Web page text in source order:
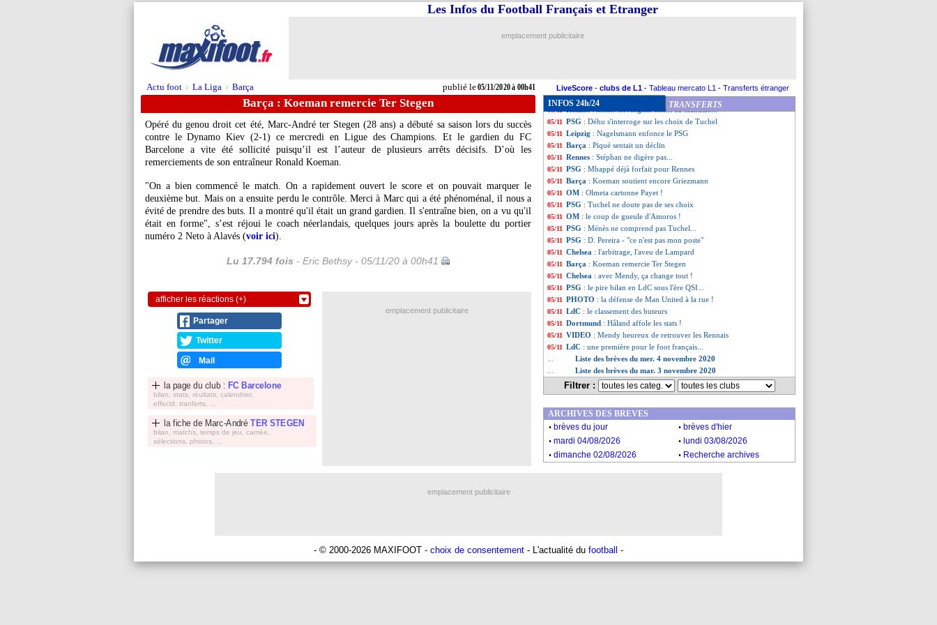
Actu foot > La Liga > Barça publié le05/11/2020 à 00h41
Les Infos du Football Français et Etranger
emplacement publicitaire
LiveScore - clubs de L1 - Tableau mercato L1 - Transferts étranger
Barça : Koeman remercie Ter Stegen
Opéré du genou droit cet été, Marc-André ter Stegen(28 ans) a débuté sa saison lors du succès
contre le Dynamo Kiev (2-1) ce mercredi en Ligue des Champions. Et le gardien du FC
Barcelone a vite été sollicité puisqu’il est l’auteur de plusieurs arrêts décisifs. D’où les
remerciements de son entraîneur Ronald Koeman.
"On a bien commencé le match. On a rapidement ouvert le score et on pouvait marquer le
deuxième but. Mais on a ensuite perdu le contrôle. Merci à Marc qui a été phénoménal, il nous a
évité de prendre des buts. Il a montré qu'il était un grand gardien. Il s'entraîne bien, on a vu qu'il
était en forme", s’est réjoui le coach néerlandais, quelques jours après la boulette du portier
numéro 2 Neto à Alavés (voir ici).
Lu 17.794 fois - Eric Bethsy - 05/11/20 à 00h41
afficher les réactions (+)
Partager
Twitter
Mail
la page du club : FC Barcelone
bilan, stats, réultats, calendrier,
effectif, tranferts, ...
la fiche de Marc-AndréTER STEGEN
bilan, matchs, temps de jeu, carriée,
sélections, photos, ...
INFOS 24h/24 TRANSFERTS
05/11 EdF: la liste avec Fekir et Thuram !
05/11 OM: Villas-Boas reprend les détracteurs
05/11 EdF: Pioli "surpris" pour T. Hernandez
05/11 PSG: Riolo réclame la tête de Tuchel
05/11 Man Utd: Solskjaer condamne sa défense
: même les Anglais crient au scandale...
05/11 PSG : Déhu s'interroge sur les choix de Tuchel
05/11 Leipzig : Nagelsmann enfonce le PSG
05/11 Barça : Piqué sentait un déclin
05/11 Rennes : Stéphan ne digère pas...
05/11 PSG : Mbappé déjà forfait pour Rennes
05/11 Barça : Koeman soutient encore Griezmann
05/11 OM : Olmeta cartonne Payet !
05/11 PSG : Tuchel ne doute pas de ses choix
05/11 OM : le coup de gueule d'Amoros !
05/11 PSG : Ménès ne comprend pas Tuchel...
05/11 PSG : D. Pereira - "ce n'est pas mon poste"
05/11 Chelsea : l'arbitrage, l'aveu de Lampard
05/11 Barça : Koeman remercie Ter Stegen
05/11 Chelsea : avec Mendy, ça change tout !
05/11 PSG : le pire bilan en LdC sous l'ère QSI...
05/11 PHOTO : la défense de Man United à la rue !
05/11 LdC : le classement des buteurs
05/11 Dortmund : Håland affole les stats !
05/11 VIDEO : Mendy heureux de retrouver les Rennais
05/11 LdC : une première pour le foot français...
Liste des brèves du mer. 4 novembre 2020
Liste des brèves du mar. 3 novembre 2020
Filtrer :
emplacement publicitaire
ARCHIVES DES BREVES
. brèves du jour . brèves d'hier
. mardi 04/08/2026 . lundi 03/08/2026
. dimanche 02/08/2026 . Recherche archives
emplacement publicitaire
- © 2000-2026 MAXIFOOT - choix de consentement - L'actualité du football -